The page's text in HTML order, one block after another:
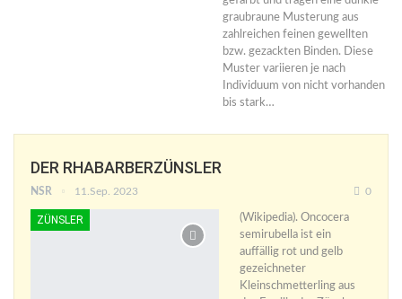
graubraune Musterung aus
zahlreichen feinen gewellten
bzw. gezackten Binden. Diese
Muster variieren je nach
Individuum von nicht vorhanden
bis stark…
DER RHABARBERZÜNSLER
NSR 11.Sep. 2023 0
ZÜNSLER
(Wikipedia). Oncocera
semirubella ist ein
auffällig rot und gelb
gezeichneter
Kleinschmetterling aus